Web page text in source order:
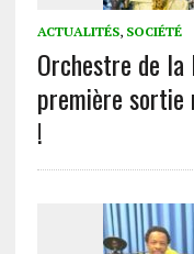
ACTUALITÉS, SOCIÉTÉ
Orchestre de la
première sortie
!